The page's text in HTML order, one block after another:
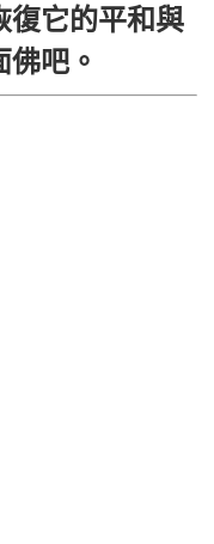
復它的平和與
吧。